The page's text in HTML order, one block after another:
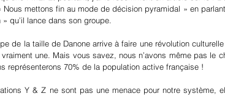
Nous mettons fin au mode de décision pyramidal » en
» qu’il lance dans son groupe.
de la taille de Danone arrive à faire une révolution culturelle
vraiment une. Mais vous savez, nous n’avons même pas le
représenterons 70% de la population active française !
Y & Z ne sont pas une menace pour notre système,